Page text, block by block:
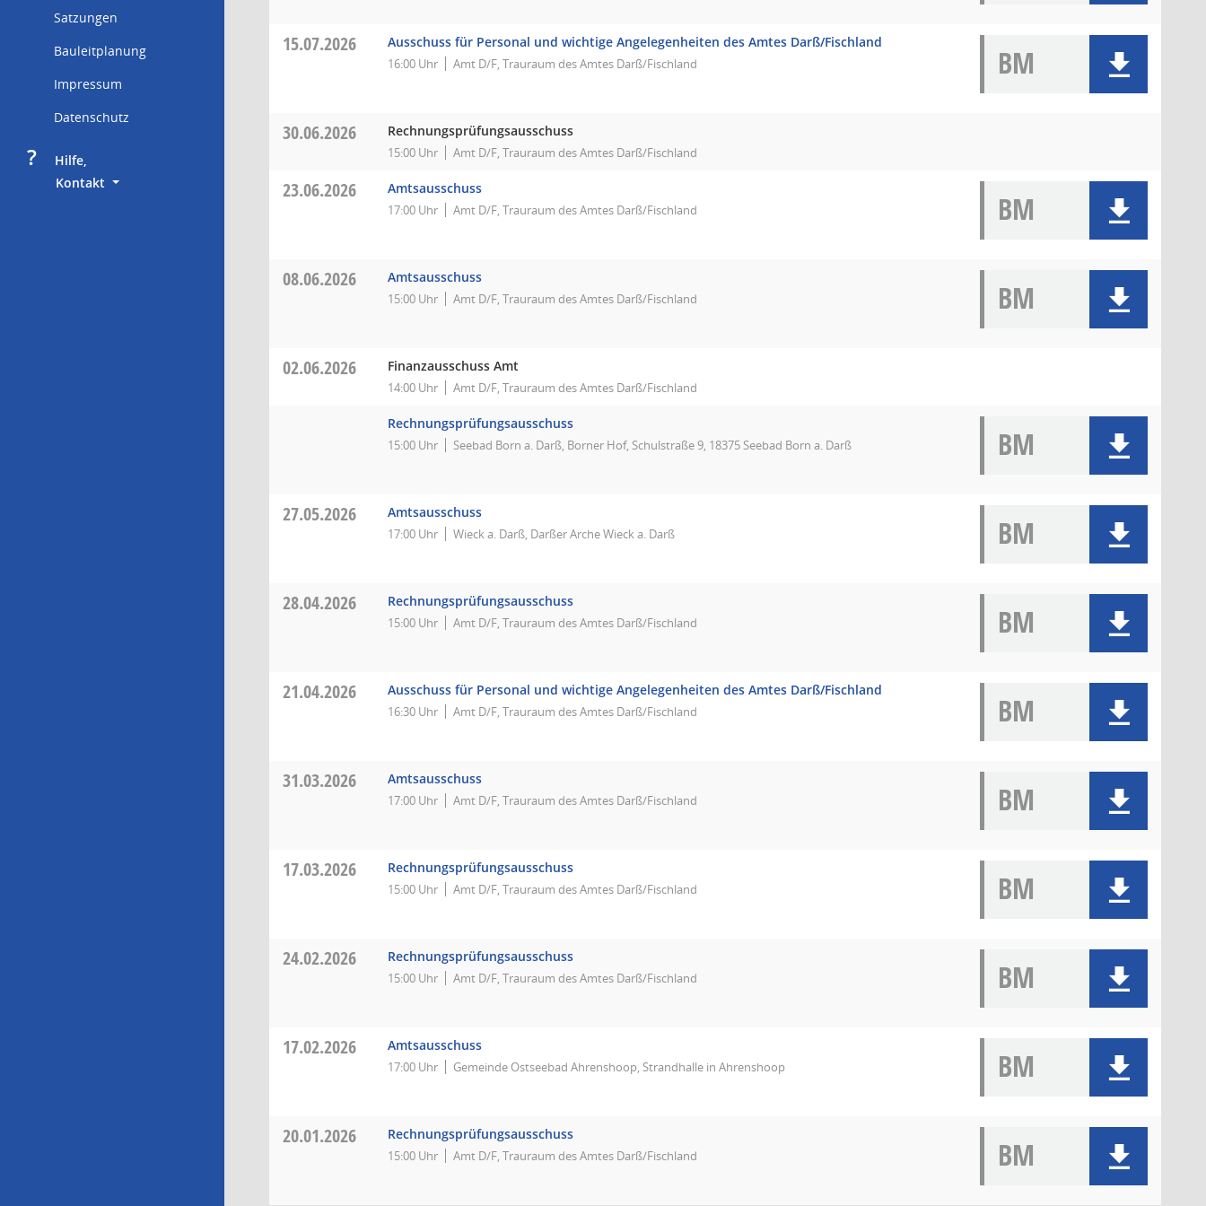
Satzungen
Bauleitplanung
Impressum
Datenschutz
?
     Hilfe,
Kontakt
15.07.2026 Ausschuss für Personal und wichtige Angelegenheiten des Amtes Darß/Fischland
16:00 Uhr Amt D/F, Trauraum des Amtes Darß/Fischland BM
30.06.2026 Rechnungsprüfungsausschuss
15:00 Uhr Amt D/F, Trauraum des Amtes Darß/Fischland
23.06.2026 Amtsausschuss
17:00 Uhr Amt D/F, Trauraum des Amtes Darß/Fischland BM
08.06.2026 Amtsausschuss
15:00 Uhr Amt D/F, Trauraum des Amtes Darß/Fischland BM
02.06.2026 Finanzausschuss Amt
14:00 Uhr Amt D/F, Trauraum des Amtes Darß/Fischland
Rechnungsprüfungsausschuss
15:00 Uhr Seebad Born a. Darß, Borner Hof, Schulstraße 9, 18375 Seebad Born a. Darß BM
27.05.2026 Amtsausschuss
17:00 Uhr Wieck a. Darß, Darßer Arche Wieck a. Darß BM
28.04.2026 Rechnungsprüfungsausschuss
15:00 Uhr Amt D/F, Trauraum des Amtes Darß/Fischland BM
21.04.2026 Ausschuss für Personal und wichtige Angelegenheiten des Amtes Darß/Fischland
16:30 Uhr Amt D/F, Trauraum des Amtes Darß/Fischland BM
31.03.2026 Amtsausschuss
17:00 Uhr Amt D/F, Trauraum des Amtes Darß/Fischland BM
17.03.2026 Rechnungsprüfungsausschuss
15:00 Uhr Amt D/F, Trauraum des Amtes Darß/Fischland BM
24.02.2026 Rechnungsprüfungsausschuss
15:00 Uhr Amt D/F, Trauraum des Amtes Darß/Fischland BM
17.02.2026 Amtsausschuss
17:00 Uhr Gemeinde Ostseebad Ahrenshoop, Strandhalle in Ahrenshoop BM
20.01.2026 Rechnungsprüfungsausschuss
15:00 Uhr Amt D/F, Trauraum des Amtes Darß/Fischland BM